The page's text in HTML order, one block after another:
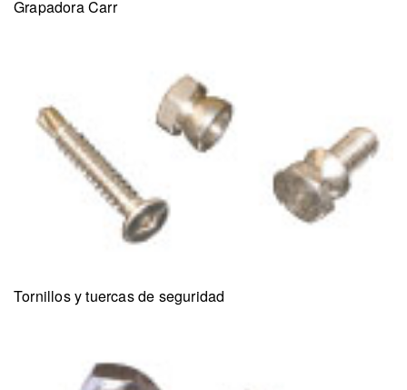
Grapadora Carr
Tornillos y tuercas de seguridad